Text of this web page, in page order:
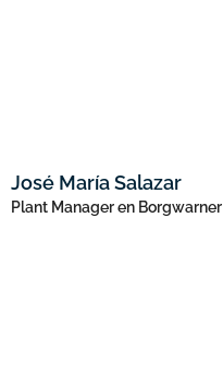
José María Salazar
Plant Manager en Borgwarner